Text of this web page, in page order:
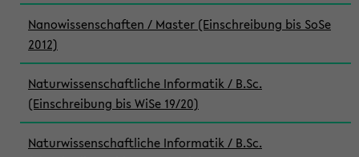
Nanowissenschaften / Master (Einschreibung bis SoSe
2012)
Naturwissenschaftliche Informatik / B.Sc.
(Einschreibung bis WiSe 19/20)
Naturwissenschaftliche Informatik / B.Sc.